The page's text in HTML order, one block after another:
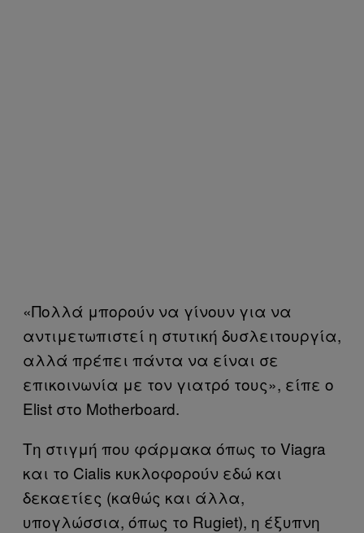
«Πολλά μπορούν να γίνουν για να
αντιμετωπιστεί η στυτική δυσλειτουργία,
αλλά πρέπει πάντα να είναι σε
επικοινωνία με τον γιατρό τους», είπε ο
Elist στο Motherboard.
Τη στιγμή που φάρμακα όπως το Viagra
και το Cialis κυκλοφορούν εδώ και
δεκαετίες (καθώς και άλλα,
υπογλώσσια, όπως το Rugiet), η έξυπνη